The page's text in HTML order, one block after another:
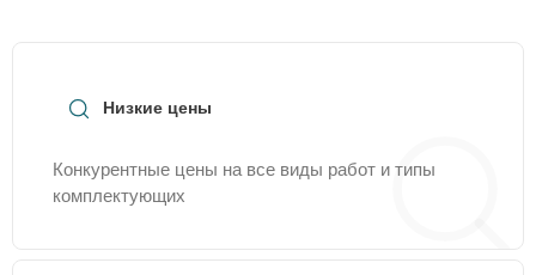
Низкие цены
Конкурентные цены на все виды работ и типы
комплектующих